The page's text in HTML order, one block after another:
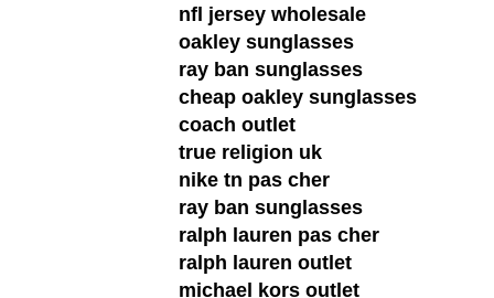
nfl jersey wholesale
oakley sunglasses
ray ban sunglasses
cheap oakley sunglasses
coach outlet
true religion uk
nike tn pas cher
ray ban sunglasses
ralph lauren pas cher
ralph lauren outlet
michael kors outlet